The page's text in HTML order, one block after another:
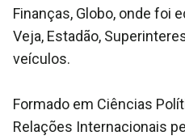
Finanças, Globo, onde foi
Veja, Estadão,
veículos.
Formado em Ciências
Relações Internacionais